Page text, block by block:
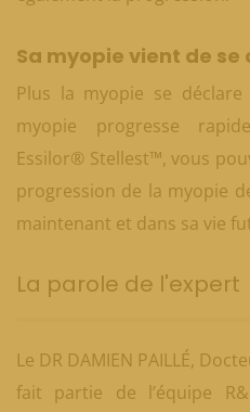
Sa myopie vient de se
Plus la myopie se
myopie progresse
Essilor® Stellest™, vous
progression de la myopie
maintenant et dans sa vie
La parole de l'expert
Le DR DAMIEN PAILLÉ,
fait partie de l’équipe